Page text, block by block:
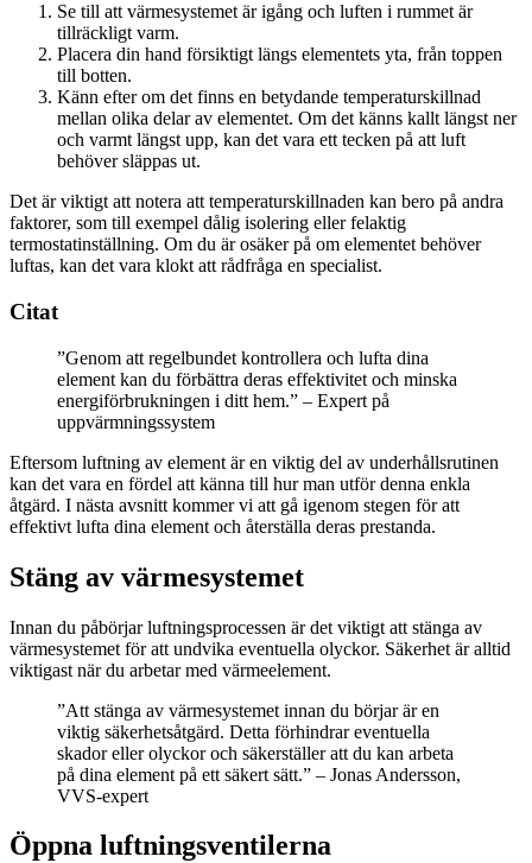
Se till att värmesystemet är igång och luften i rummet är
tillräckligt varm.
Placera din hand försiktigt längs elementets yta, från toppen
till botten.
Känn efter om det finns en betydande temperaturskillnad
mellan olika delar av elementet. Om det känns kallt längst ner
och varmt längst upp, kan det vara ett tecken på att luft
behöver släppas ut.
Det är viktigt att notera att temperaturskillnaden kan bero på andra
faktorer, som till exempel dålig isolering eller felaktig
termostatinställning. Om du är osäker på om elementet behöver
luftas, kan det vara klokt att rådfråga en specialist.
Citat
”Genom att regelbundet kontrollera och lufta dina
element kan du förbättra deras effektivitet och minska
energiförbrukningen i ditt hem.” – Expert på
uppvärmningssystem
Eftersom luftning av element är en viktig del av underhållsrutinen
kan det vara en fördel att känna till hur man utför denna enkla
åtgärd. I nästa avsnitt kommer vi att gå igenom stegen för att
effektivt lufta dina element och återställa deras prestanda.
Stäng av värmesystemet
Innan du påbörjar luftningsprocessen är det viktigt att stänga av
värmesystemet för att undvika eventuella olyckor. Säkerhet är alltid
viktigast när du arbetar med värmeelement.
”Att stänga av värmesystemet innan du börjar är en
viktig säkerhetsåtgärd. Detta förhindrar eventuella
skador eller olyckor och säkerställer att du kan arbeta
på dina element på ett säkert sätt.” – Jonas Andersson,
VVS-expert
Öppna luftningsventilerna